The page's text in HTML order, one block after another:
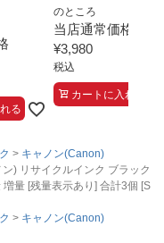
る
のところ
当店通常価格
¥3,980
税込
カートに入れる
キャノン(Canon)
) リサイクルインク ブラック
量 [残量表示あり] 合計3個 [S
キャノン(Canon)